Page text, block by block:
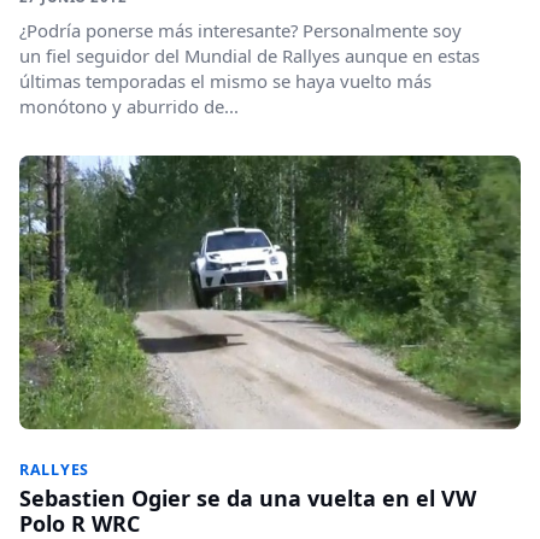
¿Podría ponerse más interesante? Personalmente soy
un fiel seguidor del Mundial de Rallyes aunque en estas
últimas temporadas el mismo se haya vuelto más
monótono y aburrido de...
RALLYES
Sebastien Ogier se da una vuelta en el VW
Polo R WRC